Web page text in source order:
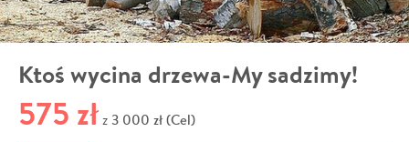
Ktoś wycina drzewa-My sadzimy!
575 zł z 3 000 zł (Cel)